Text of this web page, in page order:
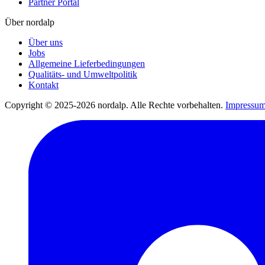
Über nordalp
Über uns
Jobs
Allgemeine Lieferbedingungen
Qualitäts- und Umweltpolitik
Kontakt
Copyright © 2025-2026 nordalp. Alle Rechte vorbehalten.